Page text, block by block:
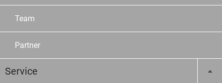
Team
Partner
Service